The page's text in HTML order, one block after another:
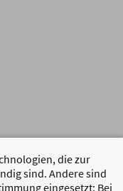
die zur
sind. Andere sind
eingesetzt: Bei